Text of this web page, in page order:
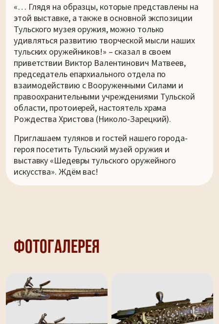
«… Глядя на образцы, которые представлены на
этой выставке, а также в основной экспозиции
Тульского музея оружия, можно только
удивляться развитию творческой мысли наших
тульских оружейников!» – сказал в своем
приветствии Виктор Валентинович Матвеев,
председатель епархиального отдела по
взаимодействию с Вооруженными Силами и
правоохранительными учреждениями Тульской
области, протоиерей, настоятель храма
Рождества Христова (Николо-Зарецкий).
Приглашаем туляков и гостей нашего города-
героя посетить Тульский музей оружия и
выставку «Шедевры тульского оружейного
искусства». Ждём вас!
Фотогалерея